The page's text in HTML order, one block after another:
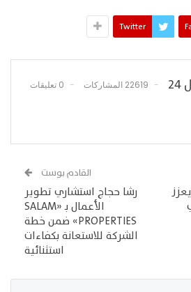
Twitter
22619 المشاركات 0 تعليقات
القادم بوست
رشا حجاج استشاري تطوير
الأعمال بـ «SALAM
PROPERTIES» ضمن خطة
الشركة للاستعانة بكفاءات
استثنائية